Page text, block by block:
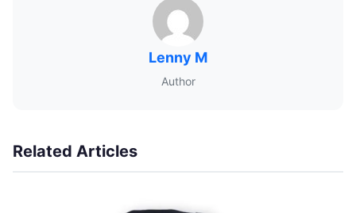
Lenny M
Author
Related Articles